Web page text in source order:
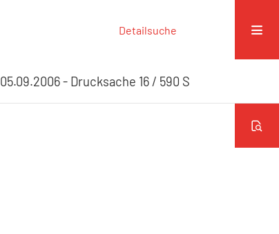
Detailsuche
05.09.2006 - Drucksache 16 / 590 S